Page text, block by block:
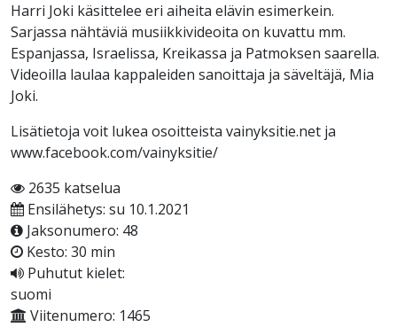
Harri Joki käsittelee eri aiheita elävin esimerkein.
Sarjassa nähtäviä musiikkivideoita on kuvattu mm.
Espanjassa, Israelissa, Kreikassa ja Patmoksen saarella.
Videoilla laulaa kappaleiden sanoittaja ja säveltäjä, Mia
Joki.
Lisätietoja voit lukea osoitteista vainyksitie.net ja
www.facebook.com/vainyksitie/
2635 katselua
Ensilähetys: su 10.1.2021
Jaksonumero: 48
Kesto: 30 min
Puhutut kielet:
suomi
Viitenumero: 1465